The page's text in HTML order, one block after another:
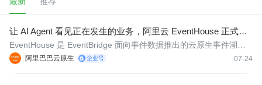
让 AI Agent 看见正在发生的业务，阿里云 EventHouse 正式商
业化
阿里巴巴云原生 07-24
EventHouse 是 EventBridge 面向事件数据推出的云原生事件湖
仓，帮助企业在一套 Serverless 事件数据服务中，完成实时事件的